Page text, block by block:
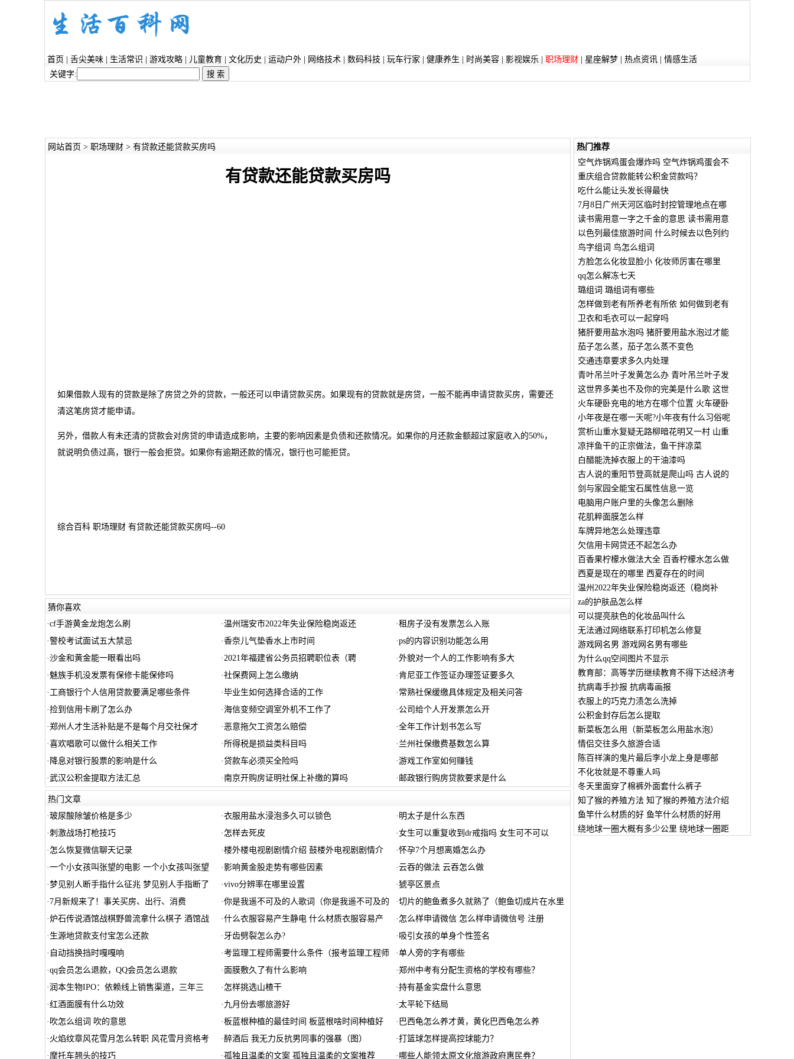
首页 舌尖美味| 生活常识 游戏攻略| 儿童教育| 文化历史 运动户外| 网络技术| 数码科技 玩车行家 健康养生 时尚美容| 影视娱乐 职场理财| 星座解梦| 热点资讯| 情感生活
关键字:
网站首页 > 职场理财> 有贷款还能贷款买房吗
有贷款还能贷款买房吗
如果借款人现有的贷款是除了房贷之外的贷款，一般还可以申请贷款买房。如果现有的贷款就是房贷，一般不能再申请贷款买房，需要还
清这笔房贷才能申请。
另外，借款人有未还清的贷款会对房贷的申请造成影响，主要的影响因素是负债和还款情况。如果你的月还款金额超过家庭收入的50%，
就说明负债过高，银行一般会拒贷。如果你有逾期还款的情况，银行也可能拒贷。
综合百科 职场理财 有贷款还能贷款买房吗--60
猜你喜欢
·cf手游黄金龙炮怎么刷 ·温州瑞安市2022年失业保险稳岗返还 ·租房子没有发票怎么入账
·警校考试面试五大禁忌 ·香奈儿气垫香水上市时间 ·ps的内容识别功能怎么用
·沙金和黄金能一眼看出吗 ·2021年福建省公务员招聘职位表（聘 ·外貌对一个人的工作影响有多大
· 魅族手机没发票有保修卡能保修吗 ·社保费网上怎么缴纳 · 肯尼亚工作签证办理签证要多久
· 工商银行个人信用贷款要满足哪些条件 ·毕业生如何选择合适的工作 · 常熟社保缓缴具体规定及相关问答
·捡到信用卡刷了怎么办 ·海信变频空调室外机不工作了 · 公司给个人开发票怎么开
·郑州人才生活补贴是不是每个月交社保才 ·恶意拖欠工资怎么赔偿 ·全年工作计划书怎么写
·喜欢唱歌可以做什么相关工作 · 所得税是损益类科目吗 · 兰州社保缴费基数怎么算
· 降息对银行股票的影响是什么 ·贷款车必须买全险吗 ·游戏工作室如何赚钱
·武汉公积金提取方法汇总 ·南京开购房证明社保上补缴的算吗 · 邮政银行购房贷款要求是什么
热门文章
·玻尿酸除皱价格是多少 ·衣服用盐水浸泡多久可以锁色 · 明太子是什么东西
·刺激战场打枪技巧 · 怎样去死皮 ·女生可以重复收到dr戒指吗 女生可不可以
· 怎么恢复微信聊天记录 ·楼外楼电视剧剧情介绍 鼓楼外电视剧剧情介 ·怀孕7个月想离婚怎么办
·一个小女孩叫张望的电影 一个小女孩叫张望 ·影响黄金股走势有哪些因素 ·云吞的做法 云吞怎么做
·梦见别人断手指什么征兆 梦见别人手指断了 ·vivo分辨率在哪里设置 ·猇亭区景点
· 7月新规来了！事关买房、出行、消费 ·你是我遥不可及的人歌词（你是我遥不可及的 ·切片的鲍鱼煮多久就熟了（鲍鱼切成片在水里
·炉石传说酒馆战棋野兽流拿什么棋子 酒馆战 ·什么衣服容易产生静电 什么材质衣服容易产 · 怎么样申请微信 怎么样申请微信号 注册
· 生源地贷款支付宝怎么还款 · 牙齿劈裂怎么办? · 吸引女孩的单身个性签名
· 自动挡换挡时嘎嘎响 ·考监理工程师需要什么条件（报考监理工程师 ·单人旁的字有哪些
·qq会员怎么退款，QQ会员怎么退款 · 面膜敷久了有什么影响 ·郑州中考有分配生资格的学校有哪些？
·润本生物IPO：依赖线上销售渠道，三年三 · 怎样挑选山楂干 ·持有基金实盘什么意思
·红酒面膜有什么功效 · 九月份去哪旅游好 ·太平轮下结局
· 吹怎么组词 吹的意思 ·板蓝根种植的最佳时间 板蓝根啥时间种植好 · 巴西龟怎么养才黄，黄化巴西龟怎么养
· 火焰纹章风花雪月怎么转职 风花雪月资格考 ·醉酒后 我无力反抗男同事的强暴（图） ·打篮球怎样提高控球能力？
· 摩托车翘头的技巧 ·孤独且温柔的文案 孤独且温柔的文案推荐 · 哪些人能领太原文化旅游政府惠民券？
热门推荐
空气炸锅鸡蛋会爆炸吗 空气炸锅鸡蛋会不
重庆组合贷款能转公积金贷款吗？
吃什么能让头发长得最快
7月8日广州天河区临时封控管理地点在哪
读书需用意一字之千金的意思 读书需用意
以色列最佳旅游时间 什么时候去以色列约
鸟字组词 鸟怎么组词
方脸怎么化妆显脸小 化妆师厉害在哪里
qq怎么解冻七天
璐组词 璐组词有哪些
怎样做到老有所养老有所依 如何做到老有
卫衣和毛衣可以一起穿吗
猪肝要用盐水泡吗 猪肝要用盐水泡过才能
茄子怎么蒸，茄子怎么蒸不变色
交通违章要求多久内处理
青叶吊兰叶子发黄怎么办 青叶吊兰叶子发
这世界多美也不及你的完美是什么歌 这世
火车硬卧充电的地方在哪个位置 火车硬卧
小年夜是在哪一天呢?小年夜有什么习俗呢
赏析山重水复疑无路柳暗花明又一村 山重
凉拌鱼干的正宗做法，鱼干拌凉菜
白醋能洗掉衣服上的干油漆吗
古人说的重阳节登高就是爬山吗 古人说的
剑与家园全能宝石属性信息一览
电脑用户账户里的头像怎么删除
花肌粹面膜怎么样
车牌异地怎么处理违章
欠信用卡网贷还不起怎么办
百香果柠檬水做法大全 百香柠檬水怎么做
西夏是现在的哪里 西夏存在的时间
温州2022年失业保险稳岗返还（稳岗补
za的护肤品怎么样
可以提亮肤色的化妆品叫什么
无法通过网络联系打印机怎么修复
游戏网名男 游戏网名男有哪些
为什么qq空间图片不显示
教育部：高等学历继续教育不得下达经济考
抗病毒手抄报 抗病毒画报
衣服上的巧克力渍怎么洗掉
公积金封存后怎么提取
新菜板怎么用（新菜板怎么用盐水泡）
情侣交往多久旅游合适
陈百祥演的鬼片最后李小龙上身是哪部
不化妆就是不尊重人吗
冬天里面穿了棉裤外面套什么裤子
知了猴的养殖方法 知了猴的养殖方法介绍
鱼竿什么材质的好 鱼竿什么材质的好用
绕地球一圈大概有多少公里 绕地球一圈距